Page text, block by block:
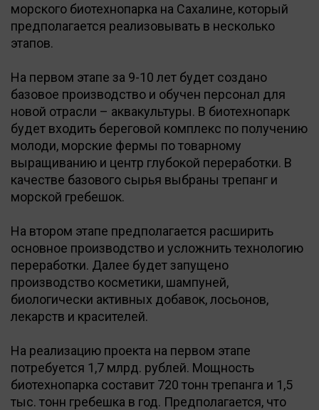
морского биотехнопарка на Сахалине, который
предполагается реализовывать в несколько
этапов.
На первом этапе за 9-10 лет будет создано
базовое производство и обучен персонал для
новой отрасли – аквакультуры. В биотехнопарк
будет входить береговой комплекс по получению
молоди, морские фермы по товарному
выращиванию и центр глубокой переработки. В
качестве базового сырья выбраны трепанг и
морской гребешок.
На втором этапе предполагается расширить
основное производство и усложнить технологию
переработки. Далее будет запущено
производство косметики, шампуней,
биологически активных добавок, лосьонов,
лекарств и красителей.
На реализацию проекта на первом этапе
потребуется 1,7 млрд. рублей. Мощность
биотехнопарка составит 720 тонн трепанга и 1,5
тыс. тонн гребешка в год. Предполагается, что